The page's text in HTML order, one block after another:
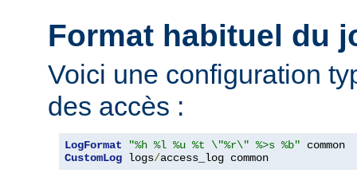
Format habituel du
Voici une configuration
des accès :
LogFormat "%h %l %u %t \"%r\" %>s %b"
CustomLog logs/access_log common